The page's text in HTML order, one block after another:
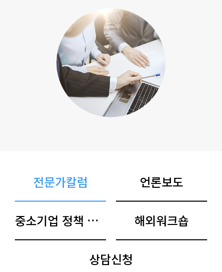
전문가칼럼 언론보도
중소기업 정책 아카이브 해외워크숍
상담신청